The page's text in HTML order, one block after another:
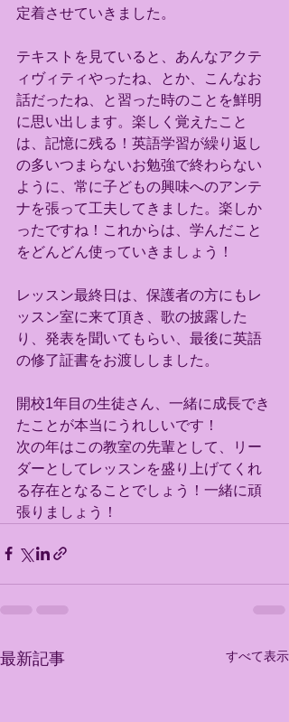
定着させていきました。
テキストを見ていると、あんなアクテ
ィヴィティやったね、とか、こんなお
話だったね、と習った時のことを鮮明
に思い出します。楽しく覚えたこと
は、記憶に残る！英語学習が繰り返し
の多いつまらないお勉強で終わらない
ように、常に子どもの興味へのアンテ
ナを張って工夫してきました。楽しか
ったですね！これからは、学んだこと
をどんどん使っていきましょう！
レッスン最終日は、保護者の方にもレ
ッスン室に来て頂き、歌の披露した
り、発表を聞いてもらい、最後に英語
の修了証書をお渡ししました。
開校1年目の生徒さん、一緒に成長でき
たことが本当にうれしいです！
次の年はこの教室の先輩として、リー
ダーとしてレッスンを盛り上げてくれ
る存在となることでしょう！一緒に頑
張りましょう！
最新記事 すべて表示